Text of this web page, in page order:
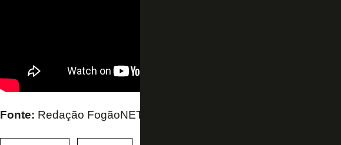
Fonte: Redação FogãoNET e Botafogo TV